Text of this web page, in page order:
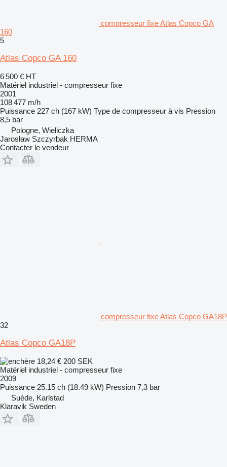
compresseur fixe Atlas Copco GA
160
5
Atlas Copco GA 160
6 500 € HT
Matériel industriel - compresseur fixe
2001
108 477 m/h
Puissance 227 ch (167 kW) Type de compresseur à vis Pression
8,5 bar
Pologne, Wieliczka
Jarosław Szczyrbak HERMA
Contacter le vendeur
compresseur fixe Atlas Copco GA18P
32
Atlas Copco GA18P
18,24 € 200 SEK
Matériel industriel - compresseur fixe
2009
Puissance 25.15 ch (18.49 kW) Pression 7,3 bar
Suède, Karlstad
Klaravik Sweden